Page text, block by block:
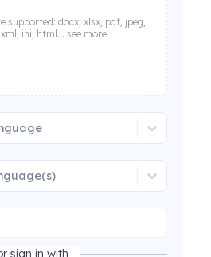
supported: docx, xlsx, pdf, jpeg,
ini, html... see more
sign in with